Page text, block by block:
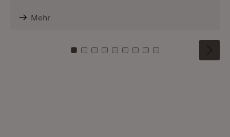
Mehr
Zu Kachel: 0
Zu Kachel: 1
Zu Kachel: 2
Zu Kachel: 3
Zu Kachel: 4
Zu Kachel: 5
Zu Kachel: 6
Zu Kachel: 7
Zu Kachel: 8